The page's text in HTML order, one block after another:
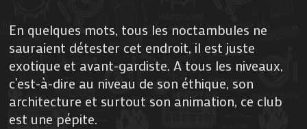
En quelques mots, tous les noctambules ne
sauraient détester cet endroit, il est juste
exotique et avant-gardiste. A tous les niveaux,
c’est-à-dire au niveau de son éthique, son
architecture et surtout son animation, ce club
est une pépite.